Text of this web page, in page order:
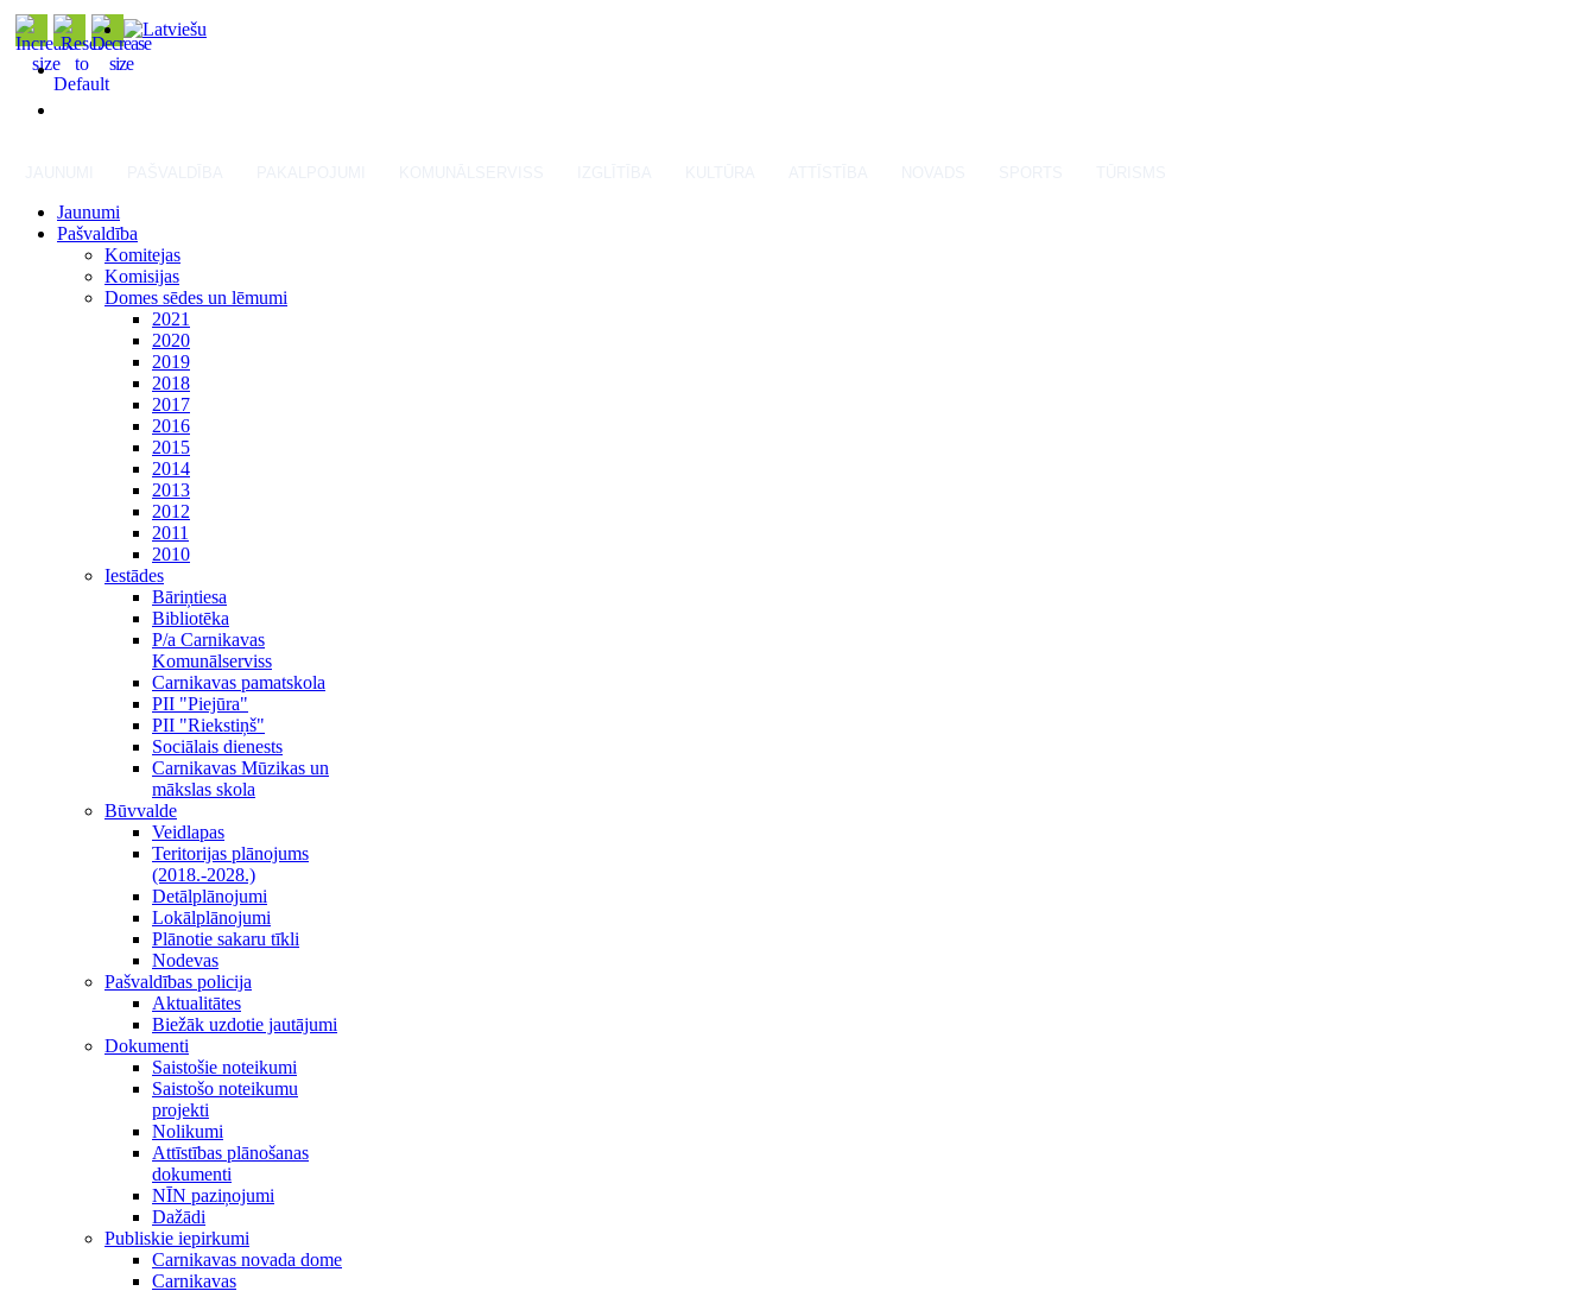
Jaunumi
Pašvaldība
Komitejas
Komisijas
Domes sēdes un lēmumi
2021
2020
2019
2018
2017
2016
2015
2014
2013
2012
2011
2010
Iestādes
Bāriņtiesa
Bibliotēka
P/a Carnikavas
Komunālserviss
Carnikavas pamatskola
PII "Piejūra"
PII "Riekstiņš"
Sociālais dienests
Carnikavas Mūzikas un
mākslas skola
Būvvalde
Veidlapas
Teritorijas plānojums
(2018.-2028.)
Detālplānojumi
Lokālplānojumi
Plānotie sakaru tīkli
Nodevas
Pašvaldības policija
Aktualitātes
Biežāk uzdotie jautājumi
Dokumenti
Saistošie noteikumi
Saistošo noteikumu
projekti
Nolikumi
Attīstības plānošanas
dokumenti
NĪN paziņojumi
Dažādi
Publiskie iepirkumi
Carnikavas novada dome
Carnikavas